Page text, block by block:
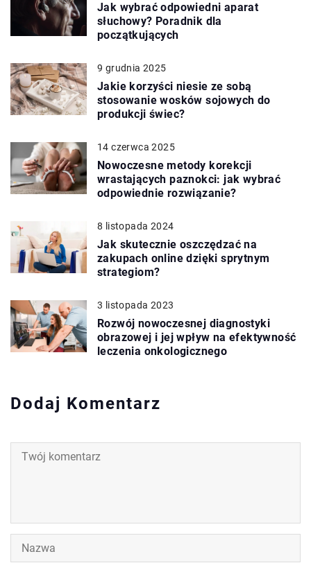
Jak wybrać odpowiedni aparat
słuchowy? Poradnik dla
początkujących
9 grudnia 2025
Jakie korzyści niesie ze sobą
stosowanie wosków sojowych do
produkcji świec?
14 czerwca 2025
Nowoczesne metody korekcji
wrastających paznokci: jak wybrać
odpowiednie rozwiązanie?
8 listopada 2024
Jak skutecznie oszczędzać na
zakupach online dzięki sprytnym
strategiom?
3 listopada 2023
Rozwój nowoczesnej diagnostyki
obrazowej i jej wpływ na efektywność
leczenia onkologicznego
Dodaj Komentarz